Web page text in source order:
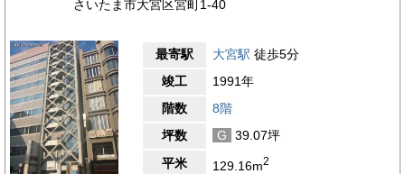
さいたま市大宮区宮町1-40
最寄駅 大宮駅 徒歩5分
竣工
1991年
階数
8階
坪数
G
39.07坪
平米
129.16m2